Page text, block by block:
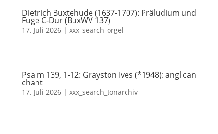
Dietrich Buxtehude (1637-1707): Präludium und
Fuge C-Dur (BuxWV 137)
17. Juli 2026| xxx_search_orgel
Psalm 139, 1-12: Grayston Ives (*1948): anglican
chant
17. Juli 2026| xxx_search_tonarchiv